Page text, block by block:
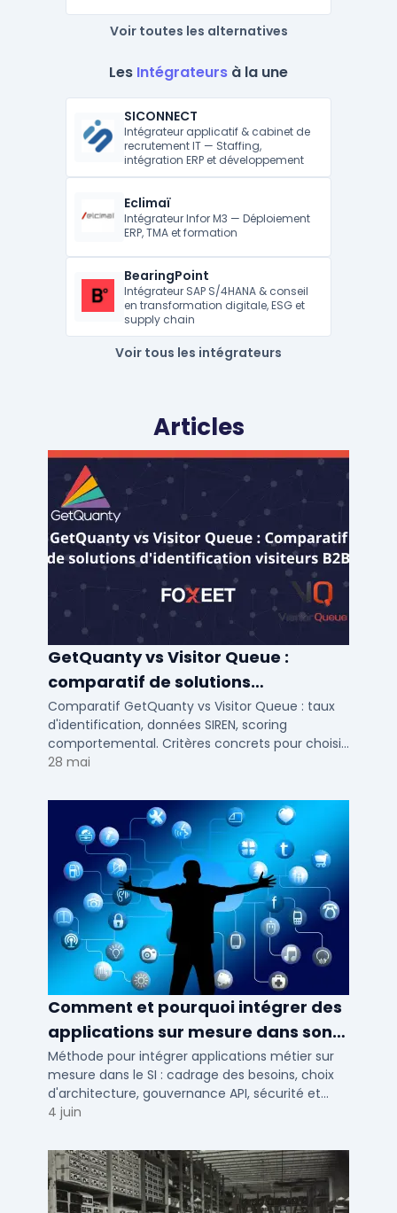
Voir toutes les alternatives
Les Intégrateurs à la une
SICONNECT
Intégrateur applicatif & cabinet de
recrutement IT — Staffing,
intégration ERP et développement
Eclimaï
Intégrateur Infor M3 — Déploiement
ERP, TMA et formation
BearingPoint
Intégrateur SAP S/4HANA & conseil
en transformation digitale, ESG et
supply chain
Voir tous les intégrateurs
Articles
GetQuanty vs Visitor Queue :
comparatif de solutions
d'identification visiteurs B2B
Comparatif GetQuanty vs Visitor Queue : taux
d'identification, données SIREN, scoring
comportemental. Critères concrets pour choisir
votre solution de lead generation B2B en PME et
28 mai
Comment et pourquoi intégrer des
applications sur mesure dans son
SI ?
Méthode pour intégrer applications métier sur
mesure dans le SI : cadrage des besoins, choix
d'architecture, gouvernance API, sécurité et
conduite du changement.
4 juin